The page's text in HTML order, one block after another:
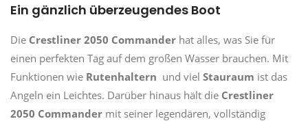
Ein gänzlich überzeugendes Boot
Die Crestliner 2050 Commander hat alles, was Sie für
einen perfekten Tag auf dem großen Wasser brauchen. Mit
Funktionen wie Rutenhaltern und viel Stauraum ist das
Angeln ein Leichtes. Darüber hinaus hält die Crestliner
2050 Commander mit seiner legendären, vollständig